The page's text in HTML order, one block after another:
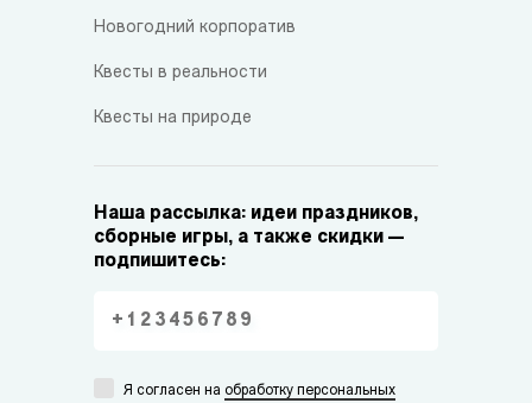
Новогодний корпоратив
Квесты в реальности
Квесты на природе
Наша рассылка: идеи праздников,
сборные игры, а также скидки —
подпишитесь:
Я согласен на обработку персональных